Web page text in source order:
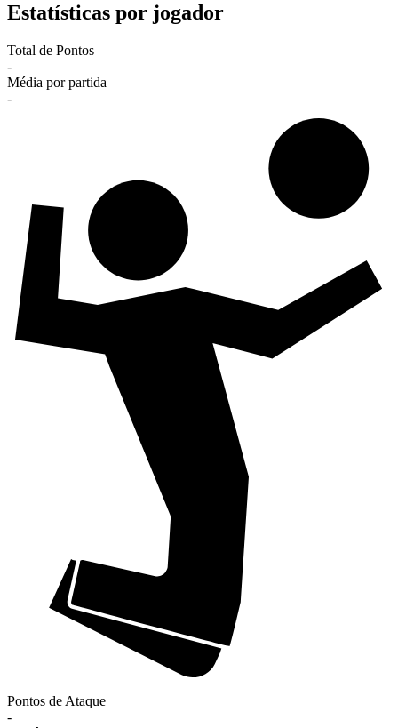
Estatísticas por jogador
Total de Pontos
-
Média por partida
-
Pontos de Ataque
-